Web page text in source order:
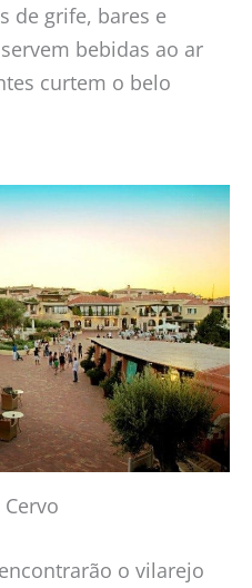
de grife, bares e
bebidas ao ar
curtem o belo
o vilarejo